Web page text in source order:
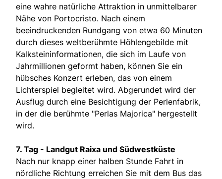
eine wahre natürliche Attraktion in unmittelbarer
Nähe von Portocristo. Nach einem
beeindruckenden Rundgang von etwa 60 Minuten
durch dieses weltberühmte Höhlengebilde mit
Kalksteininformationen, die sich im Laufe von
Jahrmillionen geformt haben, können Sie ein
hübsches Konzert erleben, das von einem
Lichterspiel begleitet wird. Abgerundet wird der
Ausflug durch eine Besichtigung der Perlenfabrik,
in der die berühmte "Perlas Majorica" hergestellt
wird.
7. Tag - Landgut Raixa und Südwestküste
Nach nur knapp einer halben Stunde Fahrt in
nördliche Richtung erreichen Sie mit dem Bus das